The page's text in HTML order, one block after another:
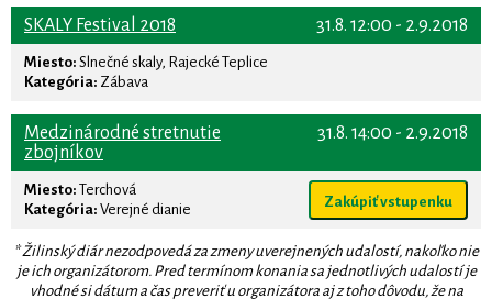
31.8. 12:00 - 2.9.2018
SKALY Festival 2018
Miesto: Slnečné skaly, Rajecké Teplice
Kategória: Zábava
31.8. 14:00 - 2.9.2018
Medzinárodné stretnutie
zbojníkov
Zakúpiť vstupenku
Miesto: Terchová
Kategória: Verejné dianie
* Žilinský diár nezodpovedá za zmeny uverejnených udalostí, nakoľko nie
je ich organizátorom. Pred termínom konania sa jednotlivých udalostí je
vhodné si dátum a čas preveriť u organizátora aj z toho dôvodu, že na